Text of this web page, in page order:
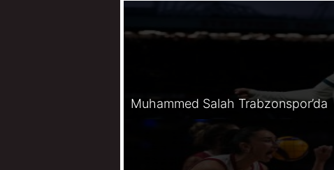
Muhammed Salah Trabzonspor’da